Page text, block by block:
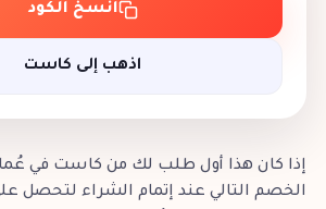
انسخ الكود
اذهب إلى كاست
إذا كان هذا أول طلب لك من كاست في
الخصم التالي عند إتمام الشراء لتحصل